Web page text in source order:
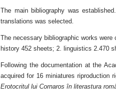
The main bibliography was
translations was selected.
The necessary bibliographic works
history 452 sheets; 2. linguistics 2.470
Following the documentation at the
acquired for 16 miniatures riproduction
Erotocritul lui Cornaros în literastura